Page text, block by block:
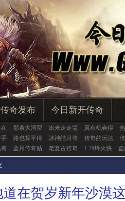
奇发布 今日新开传奇
那条大河帮 出来走走需 真有机会得
手 路也算平得 冰神皓月传 传奇的玩法
蓝月传奇贴 老复古传奇 1.76烽火快
在贺岁新年沙漠